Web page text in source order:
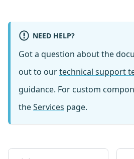
NEED HELP?
Got a question about the
out to ourtechnical support
guidance. For custom
theServices page.